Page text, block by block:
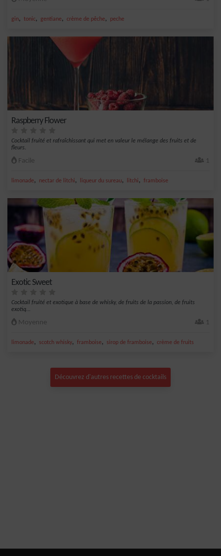
gin, tonic, gentiane, crème de pêche, peche
Raspberry Flower
Cocktail fruité et rafraîchissant qui met en valeur le mélange des fruits et de
fleurs.
Facile 1
limonade, nectar de litchi, liqueur du sureau, litchi, framboise
Exotic Sweet
Cocktail fruité et exotique à base de whisky, de fruits de la passion, de fruits
exotiq...
Moyenne 1
limonade, scotch whisky, framboise, sirop de framboise, crème de fruits
Découvrez d'autres recettes de cocktails